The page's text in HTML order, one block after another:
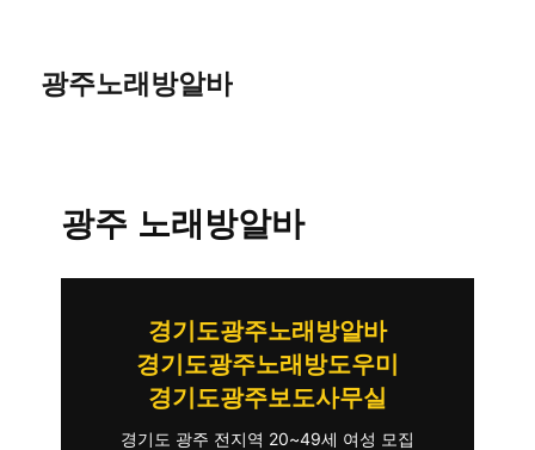
광주노래방알바
광주 노래방알바
경기도광주노래방알바
경기도광주노래방도우미
경기도광주보도사무실
경기도 광주 전지역 20~49세 여성 모집